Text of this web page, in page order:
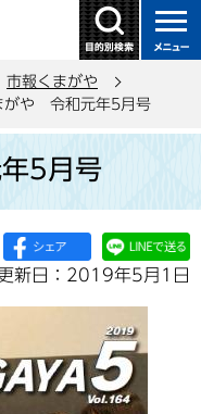
市報くまがや
がや 令和元年5月号
5月号
新日：2019年5月1日